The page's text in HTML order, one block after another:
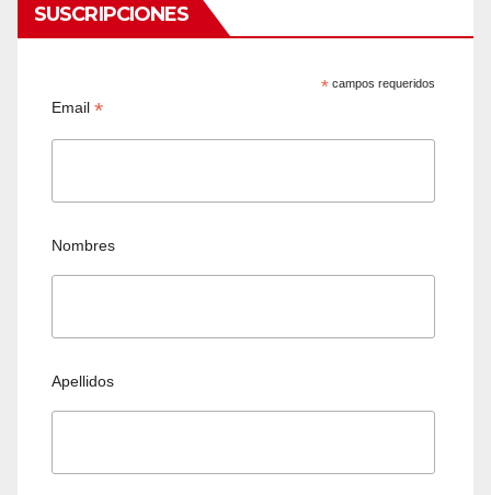
SUSCRIPCIONES
* campos requeridos
Email*
Nombres
Apellidos